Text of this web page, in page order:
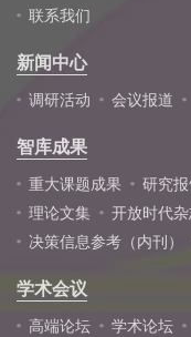
联系我们
新闻中心
调研活动 会议报道
智库成果
重大课题成果 研究
理论文集
开放时代
决策信息参考（内刊）
学术会议
高端论坛 学术论坛